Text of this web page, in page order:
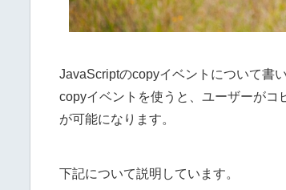
JavaScriptのcopyイベントについて書い
copyイベントを使うと、ユーザーがコ
が可能になります。
下記について説明しています。